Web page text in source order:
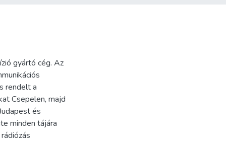
gyártó cég. Az
rendelt a
Csepelen, majd
és
minden tájára